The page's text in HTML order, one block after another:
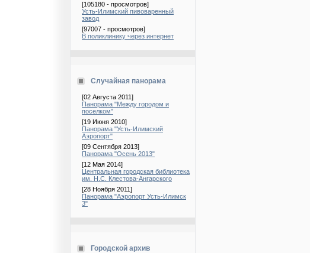
[105180 - просмотров]
Усть-Илимский пивоваренный
завод
[97007 - просмотров]
В поликлинику через интернет
Случайная панорама
[02 Августа 2011]
Панорама "Между городом и
поселком"
[19 Июня 2010]
Панорама "Усть-Илимский
Аэропорт"
[09 Сентября 2013]
Панорама "Осень 2013"
[12 Мая 2014]
Центральная городская библиотека
им. Н.С. Клестова-Ангарского
[28 Ноября 2011]
Панорама "Аэропорт Усть-Илимск
3"
Городской архив